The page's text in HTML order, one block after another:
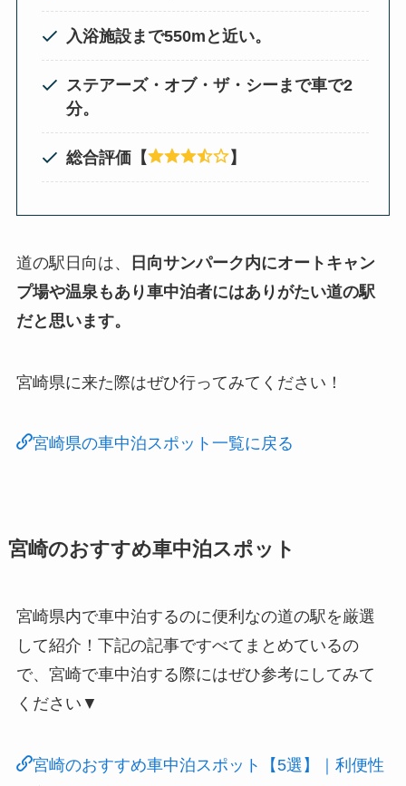
入浴施設まで550mと近い。
ステアーズ・オブ・ザ・シーまで車で2
分。
総合評価【 】
道の駅日向は、
日向サンパーク内にオートキャン
プ場や温泉もあり車中泊者にはありがたい道の駅
だと思います。
宮崎県に来た際はぜひ行ってみてください！
宮崎県の車中泊スポット一覧に戻る
宮崎のおすすめ車中泊スポット
宮崎県内で車中泊するのに便利なの道の駅を厳選
して紹介！下記の記事ですべてまとめているの
で、宮崎で車中泊する際にはぜひ参考にしてみて
ください▼
宮崎のおすすめ車中泊スポット【5選】｜利便性